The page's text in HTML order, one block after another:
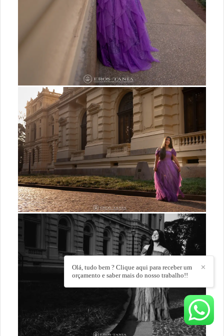
✕
Olá, tudo bem ? Clique aqui para receber um
orçamento e saber mais do nosso trabalho!!